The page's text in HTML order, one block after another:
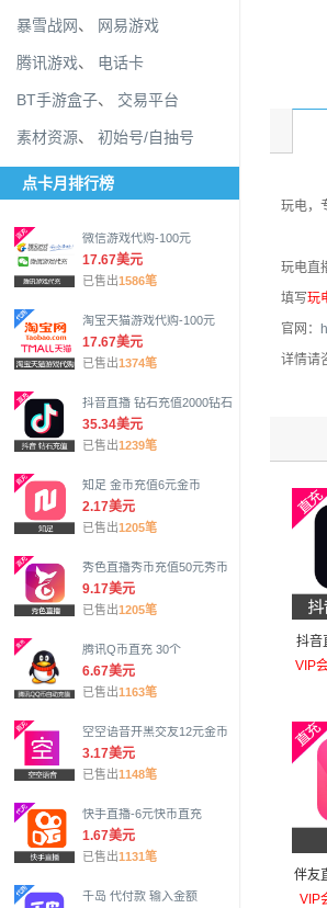
暴雪战网、 网易游戏
腾讯游戏、 电话卡
BT手游盒子、 交易平台
素材资源、 初始号/自抽号
点卡月排行榜
微信游戏代购-100元
17.67美元
已售出1586笔
淘宝天猫游戏代购-100元
17.67美元
已售出1374笔
抖音直播 钻石充值2000钻石
35.34美元
已售出1239笔
知足 金币充值6元金币
2.17美元
已售出1205笔
秀色直播秀币充值50元秀币
9.17美元
已售出1205笔
腾讯Q币直充 30个
6.67美元
已售出1163笔
空空语音开黑交友12元金币
3.17美元
已售出1148笔
快手直播-6元快币直充
1.67美元
已售出1131笔
千岛 代付款 输入金额
玩电，
玩电直
填写玩
官网：
详情请
抖音
钻石
VIP
伴友
VIP